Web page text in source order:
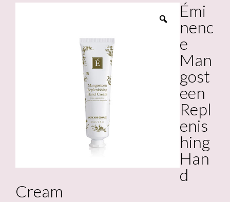
Émi
nenc
e
Man
gost
een
Repl
enis
hing
Han
d
Cream